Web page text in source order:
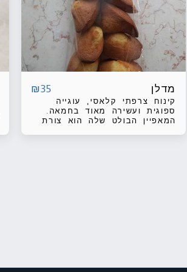
מדלן ₪35
קינוח צרפתי קלאסי, עוגייה
ספוגית ועשירה מאוד בחמאה.
המאפיין הבולט שלה הוא צורת